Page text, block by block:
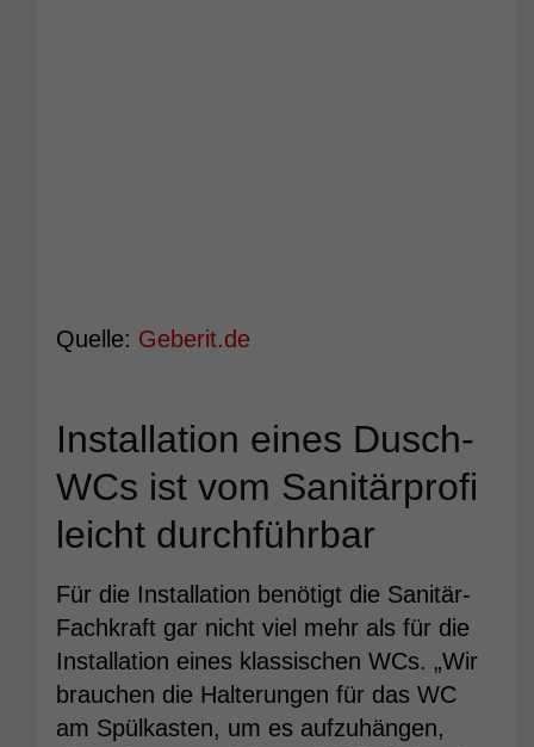
Quelle: Geberit.de
Installation eines Dusch-
WCs ist vom Sanitärprofi
leicht durchführbar
Für die Installation benötigt die Sanitär-
Fachkraft gar nicht viel mehr als für die
Installation eines klassischen WCs. „Wir
brauchen die Halterungen für das WC
am Spülkasten, um es aufzuhängen,